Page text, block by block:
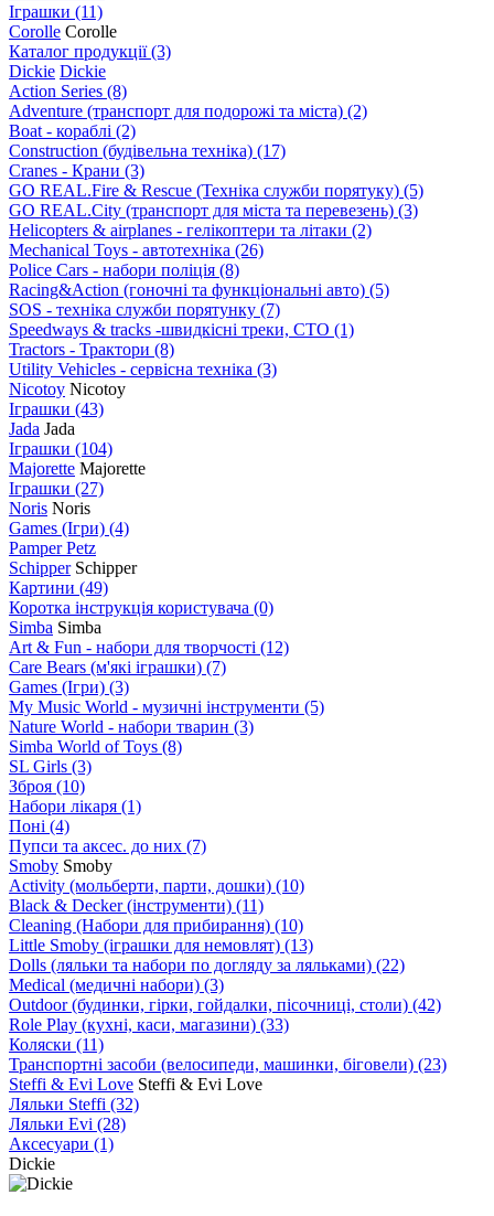
Іграшки (11)
Corolle Corolle
Каталог продукції(3)
Dickie Dickie
Action Series (8)
Adventure (транспорт для подорожі та міста) (2)
Boat - кораблі (2)
Construction (будівельна техніка) (17)
Cranes - Крани (3)
GO REAL.Fire & Rescue (Техніка служби порятуку) (5)
GO REAL.City (транспорт для міста та перевезень) (3)
Helicopters & airplanes - гелікоптери та літаки (2)
Mechanical Toys - автотехніка (26)
Police Cars - набори поліція (8)
Racing&Action (гоночні та функціональні авто) (5)
SOS - техніка служби порятунку (7)
Speedways & tracks -швидкісні треки, СТО (1)
Tractors - Трактори (8)
Utility Vehicles - сервісна техніка (3)
Nicotoy Nicotoy
Іграшки (43)
Jada Jada
Іграшки (104)
Majorette Majorette
Іграшки (27)
Noris Noris
Games (Ігри) (4)
Pamper Petz
Schipper Schipper
Картини (49)
Коротка інструкція користувача (0)
Simba Simba
Art & Fun - набори для творчості (12)
Care Bears (м'які іграшки) (7)
Games (Ігри) (3)
My Music World - музичні інструменти (5)
Nature World - набори тварин (3)
Simba World of Toys (8)
SL Girls (3)
Зброя (10)
Набори лікаря (1)
Поні (4)
Пупси та аксес. до них (7)
Smoby Smoby
Аctivity (мольберти, парти, дошки) (10)
Black & Decker (інструменти) (11)
Cleaning (Набори для прибирання) (10)
Little Smoby (іграшки для немовлят) (13)
Dolls (ляльки та набори по догляду за ляльками) (22)
Medical (медичні набори) (3)
Outdoor (будинки, гірки, гойдалки, пісочниці, столи) (42)
Role Play (кухні, каси, магазини) (33)
Коляски (11)
Транспортні засоби (велосипеди, машинки, біговели) (23)
Steffi & Evi Love Steffi & Evi Love
Ляльки Steffi (32)
Ляльки Evi (28)
Аксесуари (1)
Dickie